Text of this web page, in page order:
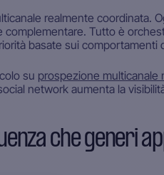
realmente coordinata.
complementare. Tutto è
basate sui comportamenti
su prospezione multicanale
network aumenta la
che generi